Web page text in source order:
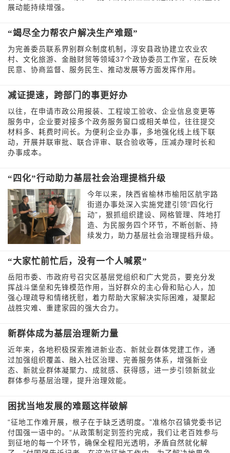
展动能持续增强。
“竭尽全力帮农户解决生产难题”
为完善委员联系界别群众制度机制，淳安县政协建立农业农
村、文化旅游、金融财贸等领域37个政协委员工作室，在反映
民意、协商监督、服务民生、推动发展等方面发挥作用。
减证提速，跨部门的事更好办
以往，在申请市政公用报装、工程竣工验收、企业信息变更等
服务中，企业要对接多个政务服务窗口或相关单位，往往提交
材料多、耗费时间长。为便利企业办事，多地强化线上线下联
动，开展并联审批、联合评审、联合验收等，压减办理时长和
办事成本。
“四化”行动助力基层社会治理提档升级
今年以来，陕西省榆林市榆阳区航宇路
街道办事处深入实施党建引领“四化行
动”，狠抓组织建设、网格管理、阵地打
造、为民服务四个环节，不断创新、持
续发力，助力基层社会治理提档升级。
“大家忙前忙后，没有一个人喊累”
岳阳市委、市政府号召灾区基层党组织和广大党员，要充分发
挥战斗堡垒和先锋模范作用，当好群众的主心骨和贴心人，加
强心理疏导和情绪抚慰，着力帮助大家解决实际困难，凝聚起
战胜灾难、重建家园的强大合力。
新群体成为基层治理新力量
近年来，各地积极探索推进新业态、新就业群体党建工作，通
过加强组织覆盖、融入社区治理、完善服务体系，增强新业
态、新就业群体凝聚力、成就感、获得感，进一步引领新就业
群体参与基层治理，提升治理效能。
困扰当地发展的难题这样破解
“征地工作难开展，根子在于缺乏透明度。”准格尔召镇党委书记
付国强一语中的。“从政策制定到签约完成，我们让老百姓参与
到征地的每一个环节，确保全程阳光透明，矛盾自然就化解